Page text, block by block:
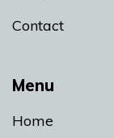
Menu
Home
Contact